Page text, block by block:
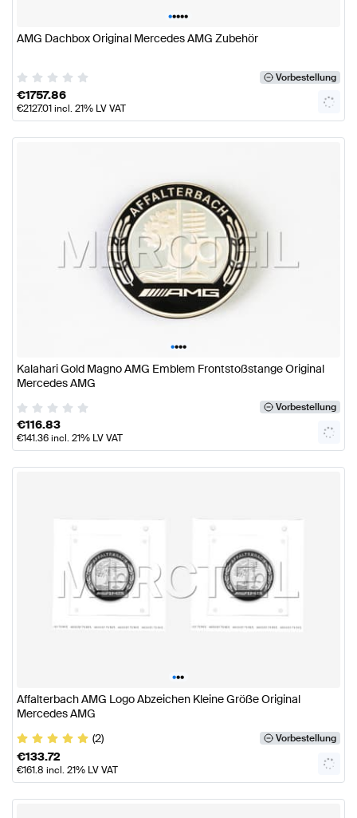
•••••
AMG Dachbox Original Mercedes AMG Zubehör
Vorbestellung
€1757.86
€2127.01incl. 21% LV VAT
••••
Kalahari Gold Magno AMG Emblem Frontstoßstange Original
Mercedes AMG
Vorbestellung
€116.83
€141.36incl. 21% LV VAT
•••
Affalterbach AMG Logo Abzeichen Kleine Größe Original
Mercedes AMG
(2)
Vorbestellung
€133.72
€161.8 incl. 21% LV VAT